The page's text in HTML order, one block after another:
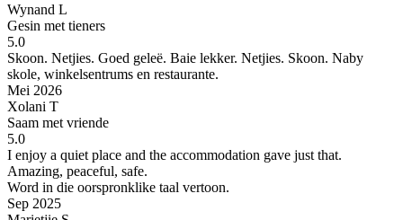
Wynand L
Gesin met tieners
5.0
Skoon. Netjies. Goed geleë. Baie lekker. Netjies. Skoon. Naby
skole, winkelsentrums en restaurante.
Mei 2026
Xolani T
Saam met vriende
5.0
I enjoy a quiet place and the accommodation gave just that.
Amazing, peaceful, safe.
Word in die oorspronklike taal vertoon.
Sep 2025